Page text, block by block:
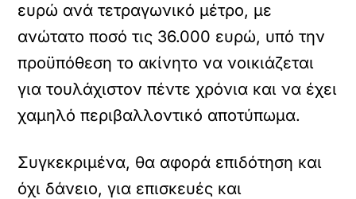
ευρώ ανά τετραγωνικό μέτρο, με
ανώτατο ποσό τις 36.000 ευρώ, υπό την
προϋπόθεση το ακίνητο να νοικιάζεται
για τουλάχιστον πέντε χρόνια και να έχει
χαμηλό περιβαλλοντικό αποτύπωμα.
Συγκεκριμένα, θα αφορά επιδότηση και
όχι δάνειο, για επισκευές και